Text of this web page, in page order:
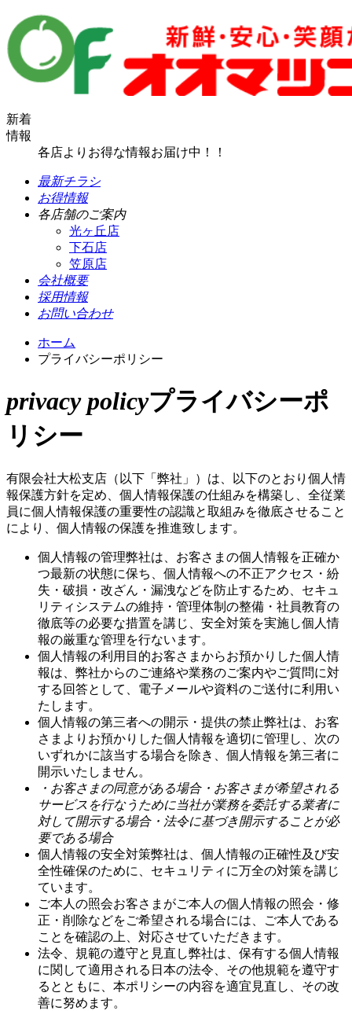
新着
情報
各店よりお得な情報お届け中！！
最新チラシ
お得情報
各店舗のご案内
光ヶ丘店
下石店
笠原店
会社概要
採用情報
お問い合わせ
ホーム
プライバシーポリシー
privacy policyプライバシーポ
リシー
有限会社大松支店（以下「弊社」）は、以下のとおり個人情
報保護方針を定め、個人情報保護の仕組みを構築し、全従業
員に個人情報保護の重要性の認識と取組みを徹底させること
により、個人情報の保護を推進致します。
個人情報の管理弊社は、お客さまの個人情報を正確か
つ最新の状態に保ち、個人情報への不正アクセス・紛
失・破損・改ざん・漏洩などを防止するため、セキュ
リティシステムの維持・管理体制の整備・社員教育の
徹底等の必要な措置を講じ、安全対策を実施し個人情
報の厳重な管理を行ないます。
個人情報の利用目的お客さまからお預かりした個人情
報は、弊社からのご連絡や業務のご案内やご質問に対
する回答として、電子メールや資料のご送付に利用い
たします。
個人情報の第三者への開示・提供の禁止弊社は、お客
さまよりお預かりした個人情報を適切に管理し、次の
いずれかに該当する場合を除き、個人情報を第三者に
開示いたしません。
・お客さまの同意がある場合・お客さまが希望される
サービスを行なうために当社が業務を委託する業者に
対して開示する場合・法令に基づき開示することが必
要である場合
個人情報の安全対策弊社は、個人情報の正確性及び安
全性確保のために、セキュリティに万全の対策を講じ
ています。
ご本人の照会お客さまがご本人の個人情報の照会・修
正・削除などをご希望される場合には、ご本人である
ことを確認の上、対応させていただきます。
法令、規範の遵守と見直し弊社は、保有する個人情報
に関して適用される日本の法令、その他規範を遵守す
るとともに、本ポリシーの内容を適宜見直し、その改
善に努めます。